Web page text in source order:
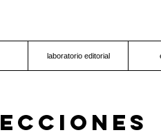
laboratorio editorial